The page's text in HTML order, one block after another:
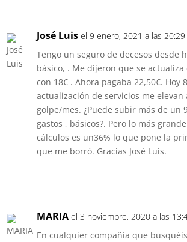
José Luis el 9 enero, 2021 a las 20:29
Tengo un seguro de decesos desde
básico, . Me dijeron que se actualiza
con 18€ . Ahora pagaba 22,50€. Hoy
actualización de servicios me elevan
golpe/mes. ¿Puede subir más de un
gastos , básicos?. Pero lo más
cálculos es un36% lo que pone la
que me borró. Gracias José Luis.
MARIA el 3 noviembre, 2020 a las
En cualquier compañía que